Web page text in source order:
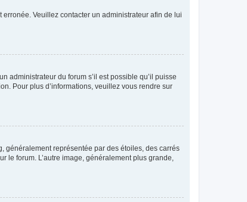
erronée. Veuillez contacter un administrateur afin de lui
administrateur du forum s’il est possible qu’il puisse
Pour plus d’informations, veuillez vous rendre sur
généralement représentée par des étoiles, des carrés
le forum. L’autre image, généralement plus grande,